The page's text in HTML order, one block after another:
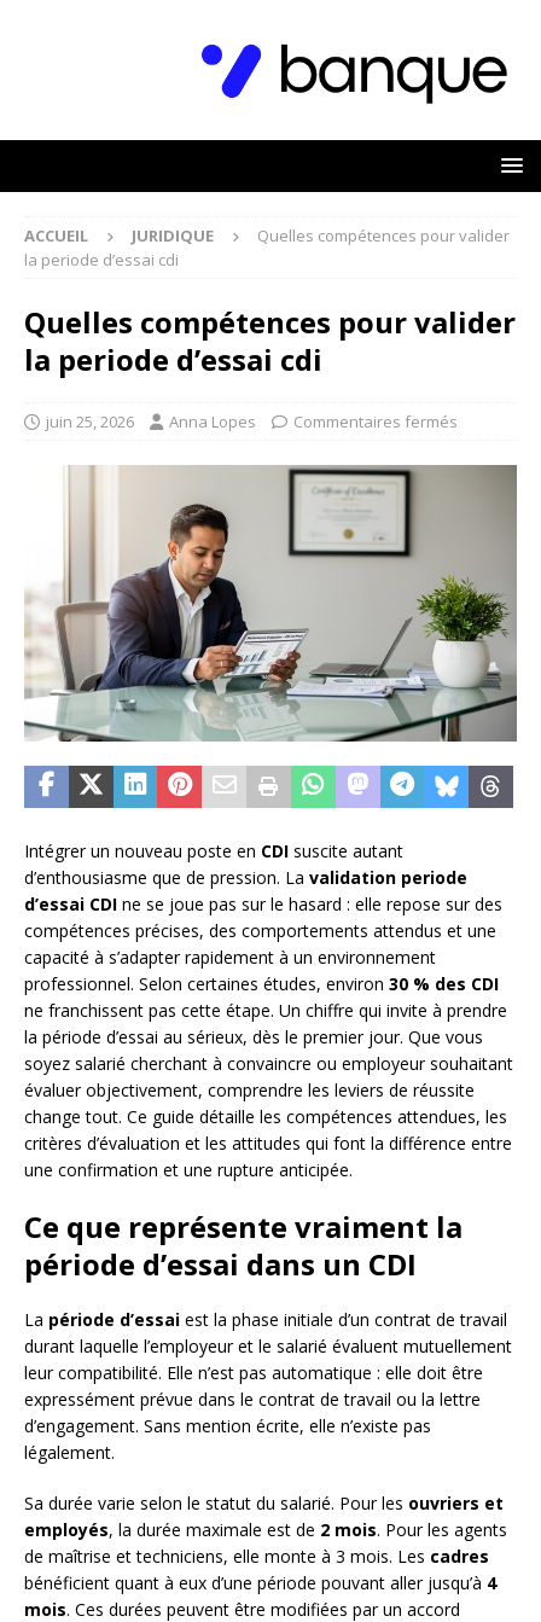
ACCUEIL JURIDIQUE
Quelles compétences pour valider
la periode d’essai cdi
Quelles compétences pour valider
la periode d’essai cdi
juin 25, 2026 Anna Lopes Commentaires fermés
Intégrer un nouveau poste en CDI suscite autant
d’enthousiasme que de pression. La validation periode
d’essai CDI ne se joue pas sur le hasard : elle repose sur des
compétences précises, des comportements attendus et une
capacité à s’adapter rapidement à un environnement
professionnel. Selon certaines études, environ 30 % des CDI
ne franchissent pas cette étape. Un chiffre qui invite à prendre
la période d’essai au sérieux, dès le premier jour. Que vous
soyez salarié cherchant à convaincre ou employeur souhaitant
évaluer objectivement, comprendre les leviers de réussite
change tout. Ce guide détaille les compétences attendues, les
critères d’évaluation et les attitudes qui font la différence entre
une confirmation et une rupture anticipée.
Ce que représente vraiment la
période d’essai dans un CDI
La période d’essai est la phase initiale d’un contrat de travail
durant laquelle l’employeur et le salarié évaluent mutuellement
leur compatibilité. Elle n’est pas automatique : elle doit être
expressément prévue dans le contrat de travail ou la lettre
d’engagement. Sans mention écrite, elle n’existe pas
légalement.
Sa durée varie selon le statut du salarié. Pour les ouvriers et
employés, la durée maximale est de 2 mois. Pour les agents
de maîtrise et techniciens, elle monte à 3 mois. Les cadres
bénéficient quant à eux d’une période pouvant aller jusqu’à 4
mois. Ces durées peuvent être modifiées par un accord